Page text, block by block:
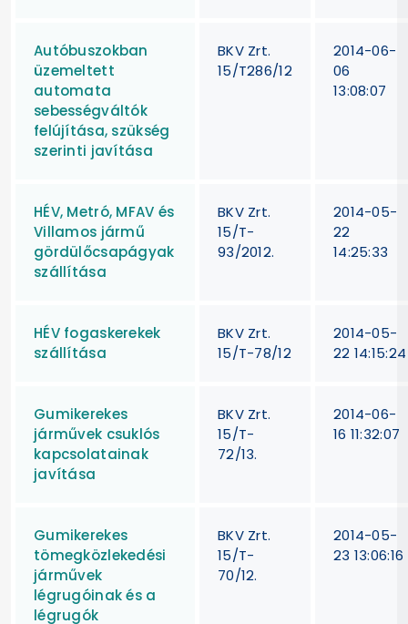
Autóbuszokban
üzemeltett
automata
sebességváltók
felújítása, szükség
szerinti javítása
BKV Zrt.
15/T286/12
2014-06-
06
13:08:07
HÉV, Metró, MFAV és
Villamos jármű
gördülőcsapágyak
szállítása
BKV Zrt.
15/T-
93/2012.
2014-05-
22
14:25:33
HÉV fogaskerekek
szállítása
BKV Zrt.
15/T-78/12
2014-05-
22 14:15:24
Gumikerekes
járművek csuklós
kapcsolatainak
javítása
BKV Zrt.
15/T-
72/13.
2014-06-
16 11:32:07
Gumikerekes
tömegközlekedési
járművek
légrugóinak és a
légrugók
BKV Zrt.
15/T-
70/12.
2014-05-
23 13:06:16